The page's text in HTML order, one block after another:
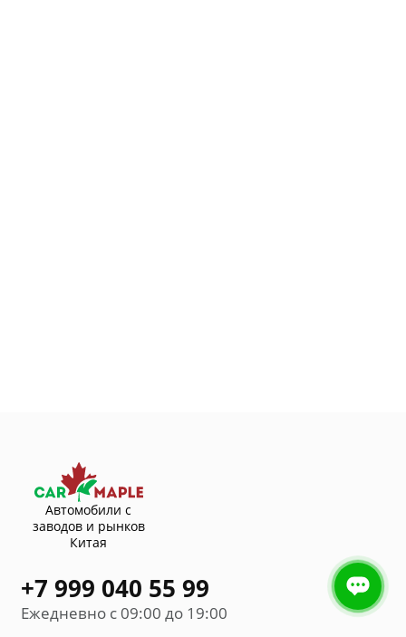
Автомобили с
заводов и рынков
Китая
+7 999 040 55 99
Ежедневно с 09:00 до 19:00